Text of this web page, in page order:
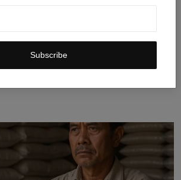
Subscribe
Listrik Buatan Tangerang untuk